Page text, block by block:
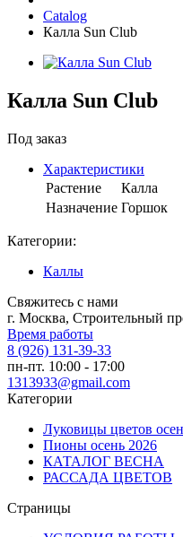
Catalog
Калла Sun Club
Калла Sun Club
Под заказ
Характеристики
Растение
Калла
Назначение Горшок
Категории:
Каллы
Свяжитесь с нами
г. Москва, Строительный
Время работы
8 (926) 131-39-33
пн-пт. 10:00 - 17:00
1313933@gmail.com
Категории
Луковицы цветов
Пионы осень 2026
КАТАЛОГ ВЕСНА
РАССАДА ЦВЕТОВ
Страницы